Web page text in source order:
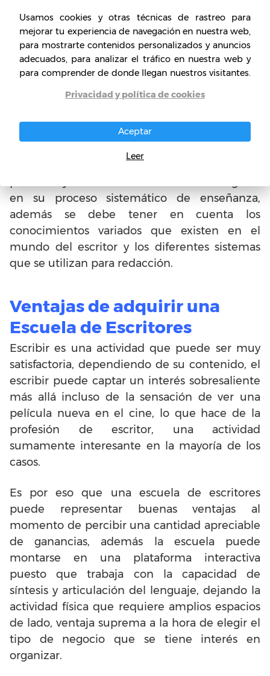
En primer lugar, se debe tener en cuenta el
constante crecimiento tecnológico que ayuda
de buena manera a estimular y mantener la
profesión del escritor vía internet, de manera
completa para el proceso de enseñanza es
vital para el estudiante.
Tratar de contar con buenos profesionales en
en su proceso sistemático de enseñanza,
además se debe tener en cuenta los
conocimientos variados que existen en el
mundo del escritor y los diferentes sistemas
que se utilizan para redacción.
Ventajas de adquirir una
Escuela de Escritores
Escribir es una actividad que puede ser muy
satisfactoria, dependiendo de su contenido, el
escribir puede captar un interés sobresaliente
más allá incluso de la sensación de ver una
película nueva en el cine, lo que hace de la
profesión de escritor, una actividad
sumamente interesante en la mayoría de los
casos.
Es por eso que una escuela de escritores
puede representar buenas ventajas al
momento de percibir una cantidad apreciable
de ganancias, además la escuela puede
montarse en una plataforma interactiva
puesto que trabaja con la capacidad de
síntesis y articulación del lenguaje, dejando la
actividad física que requiere amplios espacios
de lado, ventaja suprema a la hora de elegir el
tipo de negocio que se tiene interés en
organizar.
Usamos cookies y otras técnicas de rastreo para
mejorar tu experiencia de navegación en nuestra web,
para mostrarte contenidos personalizados y anuncios
adecuados, para analizar el tráfico en nuestra web y
para comprender de donde llegan nuestros visitantes.
Privacidad y política de cookies
Aceptar
Leer